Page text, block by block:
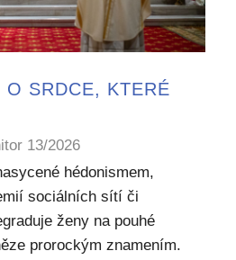
SRDCE, KTERÉ
13/2026
hédonismem,
sociálních sítí či
ženy na pouhé
prorockým znamením.